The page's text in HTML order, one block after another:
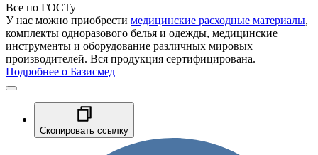
Все по ГОСТу
У нас можно приобрести медицинские расходные материалы,
комплекты одноразового белья и одежды, медицинские
инструменты и оборудование различных мировых
производителей. Вся продукция сертифицирована.
Подробнее о Базисмед
Скопировать ссылку